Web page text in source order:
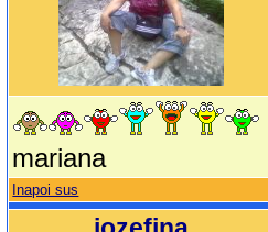
mariana
Inapoi sus